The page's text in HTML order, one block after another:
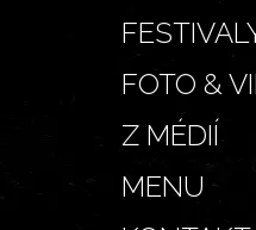
FOTO &
Z MÉDIÍ
MENU